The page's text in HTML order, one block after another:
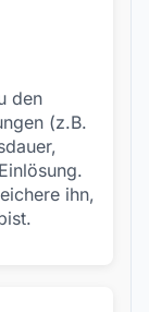
den
(z.B.
ihn,